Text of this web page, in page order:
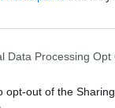
Data Processing Opt
opt-out of the